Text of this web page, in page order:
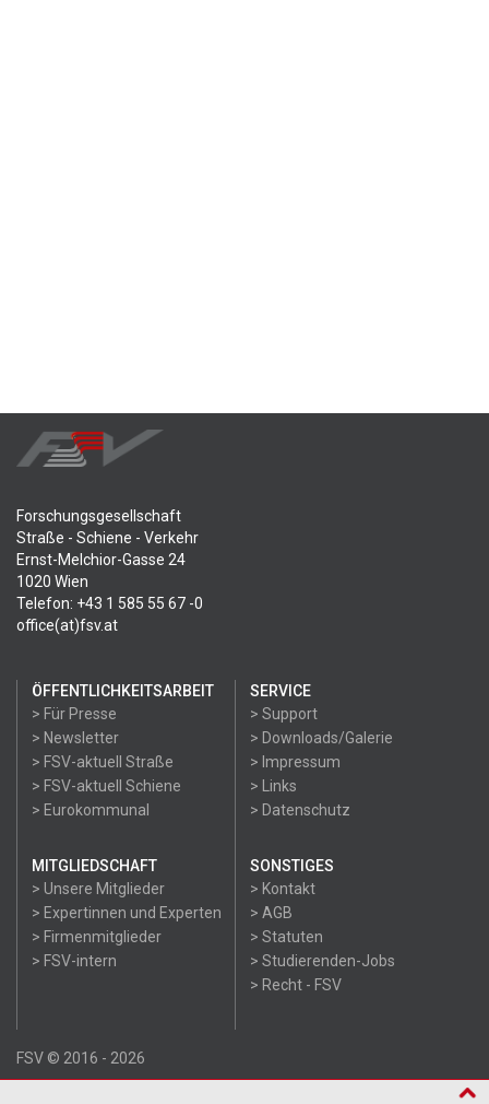
Forschungsgesellschaft
Straße - Schiene - Verkehr
Ernst-Melchior-Gasse 24
1020 Wien
Telefon: +43 1 585 55 67 -0
office(at)fsv.at
ÖFFENTLICHKEITSARBEIT
> Für Presse
> Newsletter
> FSV-aktuell Straße
> FSV-aktuell Schiene
> Eurokommunal
SERVICE
> Support
> Downloads/Galerie
> Impressum
> Links
> Datenschutz
MITGLIEDSCHAFT
> Unsere Mitglieder
> Expertinnen und Experten
> Firmenmitglieder
> FSV-intern
SONSTIGES
> Kontakt
> AGB
> Statuten
> Studierenden-Jobs
> Recht - FSV
FSV © 2016 - 2026